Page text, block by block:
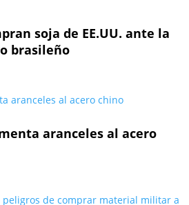
soja de EE.UU. ante la
brasileño
aranceles al acero